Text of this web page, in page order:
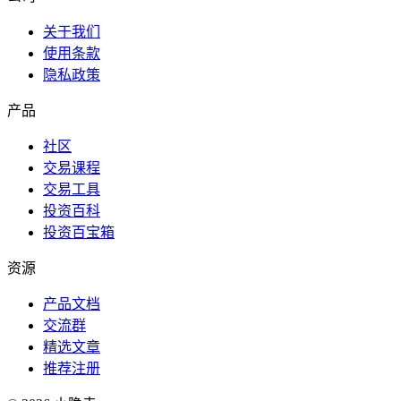
关于我们
使用条款
隐私政策
产品
社区
交易课程
交易工具
投资百科
投资百宝箱
资源
产品文档
交流群
精选文章
推荐注册